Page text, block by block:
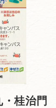
桂治門